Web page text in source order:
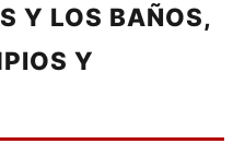
Y LOS BAÑOS,
Y